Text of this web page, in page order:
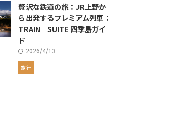
贅沢な鉄道の旅：JR上野か
ら出発するプレミアム列車：
TRAIN SUITE 四季島ガイ
ド
2026/4/13
旅行